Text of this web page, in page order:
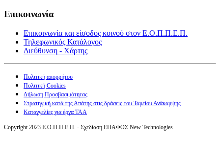
Επικοινωνία
Επικοινωνία και είσοδος κοινού στον Ε.Ο.Π.Π.Ε.Π.
Τηλεφωνικός Κατάλογος
Διεύθυνση - Χάρτης
Πολιτική απορρήτου
Πολιτική Cookies
Δήλωση Προσβασιμότητας
Στρατηγική κατά της Απάτης στις δράσεις του Ταμείου Ανάκαμψης
Καταγγελίες για έργα ΤΑΑ
Copyright 2023 Ε.Ο.Π.Π.Ε.Π. - Σχεδίαση ΕΠΑΦΟΣ New Technologies